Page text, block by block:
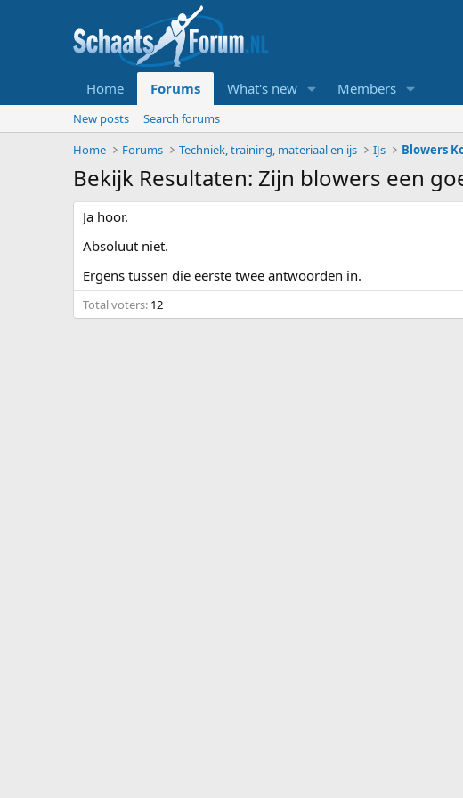
Home Forums What's new Members
New posts
Search forums
Home
Forums Techniek, training, materiaal en ijs IJs Blowers
Bekijk Resultaten: Zijn blowers een
Ja hoor.
Absoluut niet.
Ergens tussen die eerste twee antwoorden in.
Total voters 12